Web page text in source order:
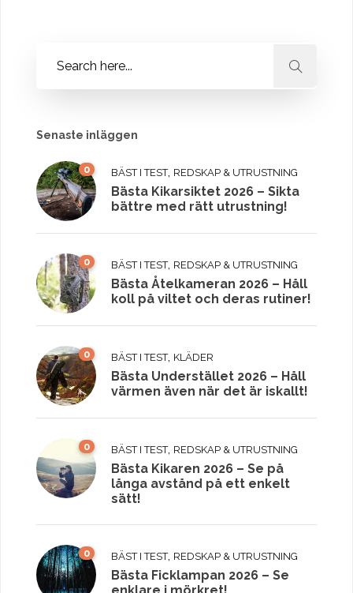
Senaste inläggen
0 BÄST I TEST, REDSKAP & UTRUSTNING
Bästa Kikarsiktet 2026 – Sikta
bättre med rätt utrustning!
0 BÄST I TEST, REDSKAP & UTRUSTNING
Bästa Åtelkameran 2026 – Håll
koll på viltet och deras rutiner!
0 BÄST I TEST, KLÄDER
Bästa Understället 2026 – Håll
värmen även när det är iskallt!
0 BÄST I TEST, REDSKAP & UTRUSTNING
Bästa Kikaren 2026 – Se på
långa avstånd på ett enkelt
sätt!
0 BÄST I TEST, REDSKAP & UTRUSTNING
Bästa Ficklampan 2026 – Se